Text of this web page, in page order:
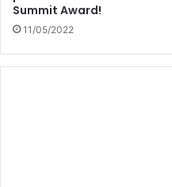
Summit Award!
11/05/2022